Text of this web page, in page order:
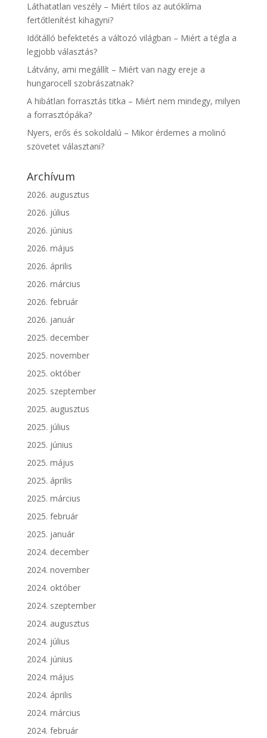
Láthatatlan veszély – Miért tilos az autóklíma
fertőtlenítést kihagyni?
Időtálló befektetés a változó világban – Miért a tégla a
legjobb választás?
Látvány, ami megállít – Miért van nagy ereje a
hungarocell szobrászatnak?
A hibátlan forrasztás titka – Miért nem mindegy, milyen
a forrasztópáka?
Nyers, erős és sokoldalú – Mikor érdemes a molinó
szövetet választani?
Archívum
2026. augusztus
2026. július
2026. június
2026. május
2026. április
2026. március
2026. február
2026. január
2025. december
2025. november
2025. október
2025. szeptember
2025. augusztus
2025. július
2025. június
2025. május
2025. április
2025. március
2025. február
2025. január
2024. december
2024. november
2024. október
2024. szeptember
2024. augusztus
2024. július
2024. június
2024. május
2024. április
2024. március
2024. február